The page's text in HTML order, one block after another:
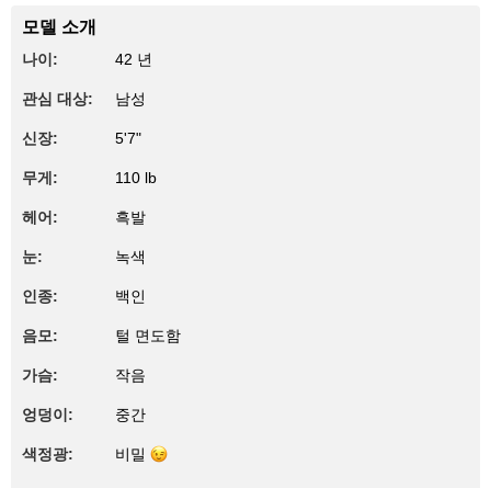
모델 소개
나이: 42 년
관심 대상: 남성
신장: 5'7"
무게: 110 lb
헤어: 흑발
눈: 녹색
인종: 백인
음모: 털 면도함
가슴: 작음
엉덩이: 중간
색정광: 비밀